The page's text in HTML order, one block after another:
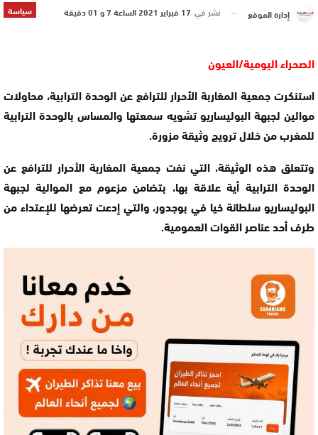
سياسة إدارة الموقع نشر في 17 فبراير 2021 الساعة 7 و 01 دقيقة
الصحراء اليومية/العيون
استنكرت جمعية المغاربة الأحرار للترافع عن الوحدة الترابية، محاولات
موالين لجبهة البوليساريو تشويه سمعتها والمساس بالوحدة الترابية
للمغرب من خلال ترويج وثيقة مزورة.
وتتعلق هذه الوثيقة، التي نفت جمعية المغاربة الأحرار للترافع عن
الوحدة الترابية أية علاقة بها، بتضامن مزعوم مع الموالية لجبهة
البوليساريو سلطانة خيا في بوجدور، والتي إدعت تعرضها للإعتداء من
طرف أحد عناصر القوات العمومية.